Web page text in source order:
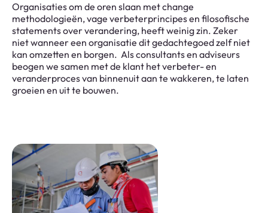
Organisaties om de oren slaan met change
methodologieën, vage verbeterprincipes en filosofische
statements over verandering, heeft weinig zin. Zeker
niet wanneer een organisatie dit gedachtegoed zelf niet
kan omzetten en borgen. Als consultants en adviseurs
beogen we samen met de klant het verbeter- en
veranderproces van binnenuit aan te wakkeren, te laten
groeien en uit te bouwen.